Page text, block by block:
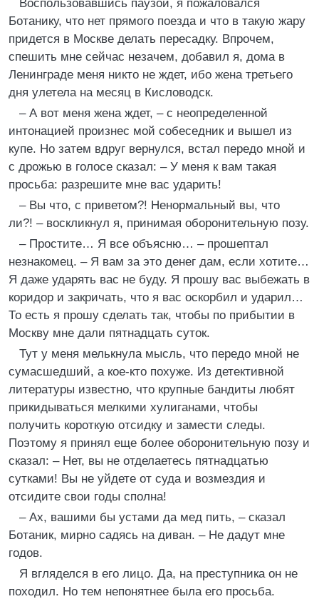
Воспользовавшись паузой, я пожаловался
Ботанику, что нет прямого поезда и что в такую жару
придется в Москве делать пересадку. Впрочем,
спешить мне сейчас незачем, добавил я, дома в
Ленинграде меня никто не ждет, ибо жена третьего
дня улетела на месяц в Кисловодск.
– А вот меня жена ждет, – с неопределенной
интонацией произнес мой собеседник и вышел из
купе. Но затем вдруг вернулся, встал передо мной и
с дрожью в голосе сказал: – У меня к вам такая
просьба: разрешите мне вас ударить!
– Вы что, с приветом?! Ненормальный вы, что
ли?! – воскликнул я, принимая оборонительную позу.
– Простите… Я все объясню… – прошептал
незнакомец. – Я вам за это денег дам, если хотите…
Я даже ударять вас не буду. Я прошу вас выбежать в
коридор и закричать, что я вас оскорбил и ударил…
То есть я прошу сделать так, чтобы по прибытии в
Москву мне дали пятнадцать суток.
Тут у меня мелькнула мысль, что передо мной не
сумасшедший, а кое-кто похуже. Из детективной
литературы известно, что крупные бандиты любят
прикидываться мелкими хулиганами, чтобы
получить короткую отсидку и замести следы.
Поэтому я принял еще более оборонительную позу и
сказал: – Нет, вы не отделаетесь пятнадцатью
сутками! Вы не уйдете от суда и возмездия и
отсидите свои годы сполна!
– Ах, вашими бы устами да мед пить, – сказал
Ботаник, мирно садясь на диван. – Не дадут мне
годов.
Я вгляделся в его лицо. Да, на преступника он не
походил. Но тем непонятнее была его просьба.